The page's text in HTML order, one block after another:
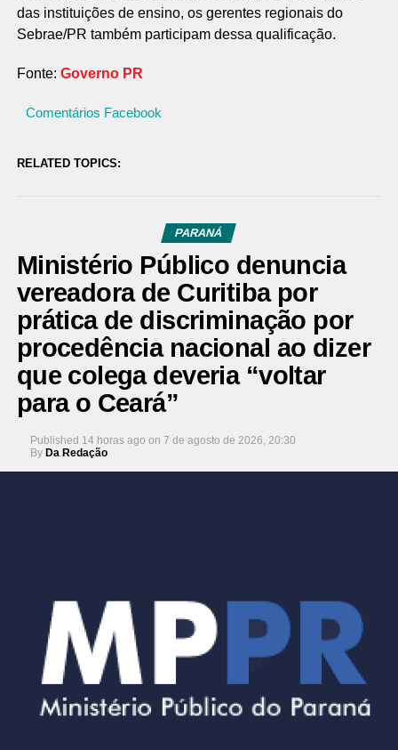
das instituições de ensino, os gerentes regionais do
Sebrae/PR também participam dessa qualificação.
Fonte: Governo PR
Comentários Facebook
RELATED TOPICS:
PARANÁ
Ministério Público denuncia
vereadora de Curitiba por
prática de discriminação por
procedência nacional ao dizer
que colega deveria “voltar
para o Ceará”
Published 14 horas ago on 7 de agosto de 2026, 20:30
By Da Redação